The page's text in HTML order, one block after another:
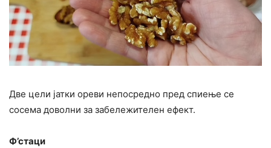
Две цели јатки ореви непосредно пред спиење се
сосема доволни за забележителен ефект.
Ф’стаци